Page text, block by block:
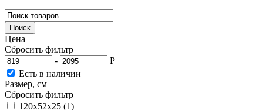
Цена
Сбросить фильтр
-
Р
Есть в наличии
Размер, см
Сбросить фильтр
120x52x25 (1)